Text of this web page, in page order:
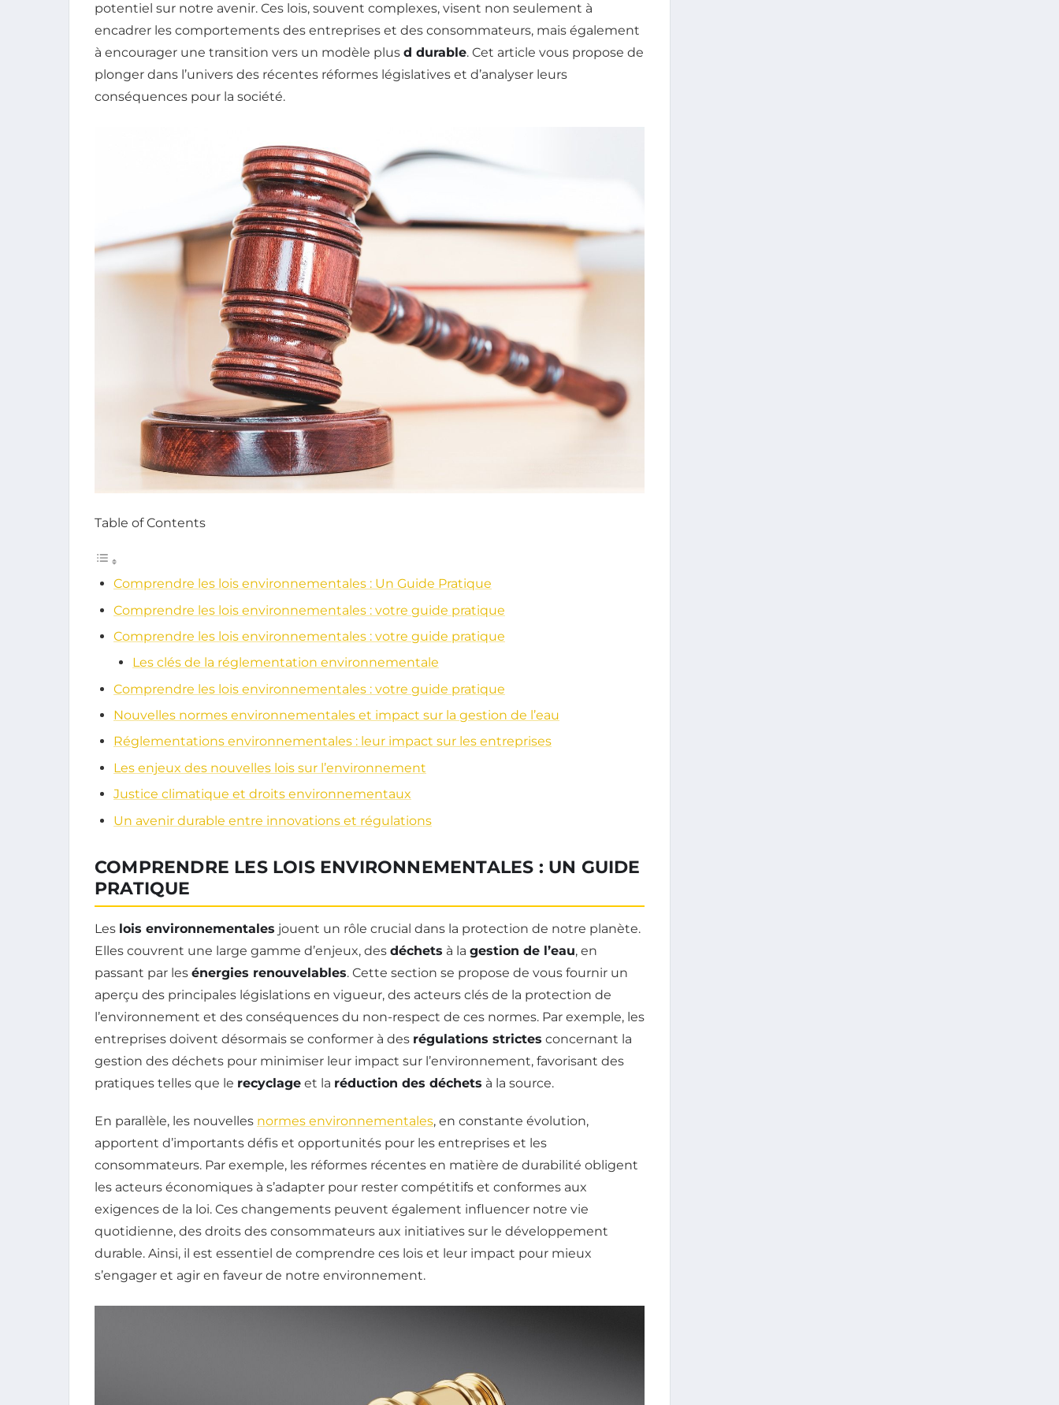
potentiel sur notre avenir. Ces lois, souvent complexes, visent non seulement à
encadrer les comportements des entreprises et des consommateurs, mais également
à encourager une transition vers un modèle plus d durable. Cet article vous propose de
plonger dans l’univers des récentes réformes législatives et d’analyser leurs
conséquences pour la société.
Table of Contents
Comprendre les lois environnementales : Un Guide Pratique
Comprendre les lois environnementales : votre guide pratique
Comprendre les lois environnementales : votre guide pratique
Les clés de la réglementation environnementale
Comprendre les lois environnementales : votre guide pratique
Nouvelles normes environnementales et impact sur la gestion de l’eau
Réglementations environnementales : leur impact sur les entreprises
Les enjeux des nouvelles lois sur l’environnement
Justice climatique et droits environnementaux
Un avenir durable entre innovations et régulations
COMPRENDRE LES LOIS ENVIRONNEMENTALES : UN GUIDE
PRATIQUE
Les lois environnementales jouent un rôle crucial dans la protection de notre planète.
Elles couvrent une large gamme d’enjeux, des déchets à la gestion de l’eau, en
passant par les énergies renouvelables. Cette section se propose de vous fournir un
aperçu des principales législations en vigueur, des acteurs clés de la protection de
l’environnement et des conséquences du non-respect de ces normes. Par exemple, les
entreprises doivent désormais se conformer à des régulations strictes concernant la
gestion des déchets pour minimiser leur impact sur l’environnement, favorisant des
pratiques telles que le recyclage et la réduction des déchets à la source.
En parallèle, les nouvelles normes environnementales, en constante évolution,
apportent d’importants défis et opportunités pour les entreprises et les
consommateurs. Par exemple, les réformes récentes en matière de durabilité obligent
les acteurs économiques à s’adapter pour rester compétitifs et conformes aux
exigences de la loi. Ces changements peuvent également influencer notre vie
quotidienne, des droits des consommateurs aux initiatives sur le développement
durable. Ainsi, il est essentiel de comprendre ces lois et leur impact pour mieux
s’engager et agir en faveur de notre environnement.